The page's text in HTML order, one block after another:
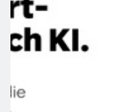
Tierindustrie An